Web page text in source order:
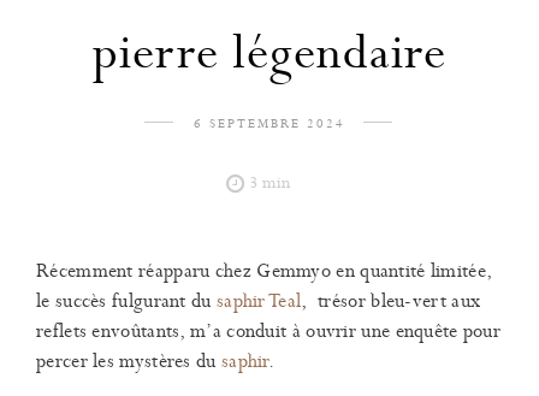
pierre légendaire
6 SEPTEMBRE 2024
3 min
​​Récemment réapparu chez Gemmyo en quantité limitée,
le succès fulgurant du saphir Teal, trésor bleu-vert aux
reflets envoûtants, m’a conduit à ouvrir une enquête pour
percer les mystères du saphir.